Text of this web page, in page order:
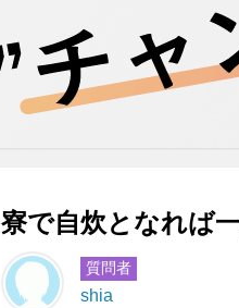
寮で自炊となれば
質問者
shia